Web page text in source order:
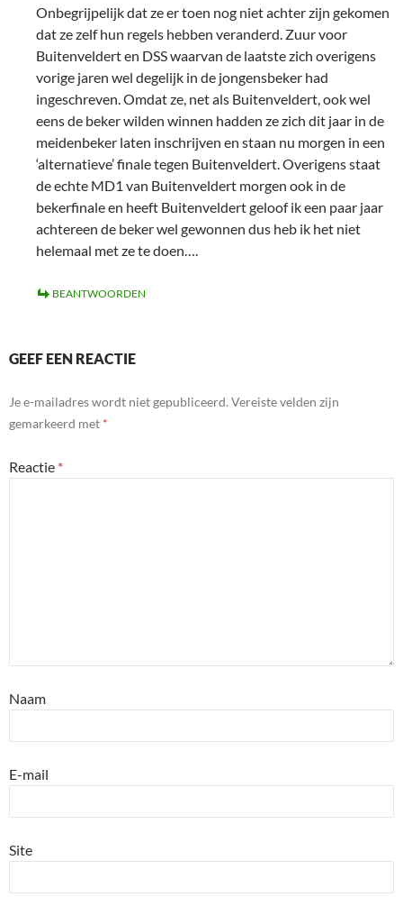
Onbegrijpelijk dat ze er toen nog niet achter zijn gekomen
dat ze zelf hun regels hebben veranderd. Zuur voor
Buitenveldert en DSS waarvan de laatste zich overigens
vorige jaren wel degelijk in de jongensbeker had
ingeschreven. Omdat ze, net als Buitenveldert, ook wel
eens de beker wilden winnen hadden ze zich dit jaar in de
meidenbeker laten inschrijven en staan nu morgen in een
‘alternatieve’ finale tegen Buitenveldert. Overigens staat
de echte MD1 van Buitenveldert morgen ook in de
bekerfinale en heeft Buitenveldert geloof ik een paar jaar
achtereen de beker wel gewonnen dus heb ik het niet
helemaal met ze te doen….
BEANTWOORDEN
GEEF EEN REACTIE
Je e-mailadres wordt niet gepubliceerd. Vereiste velden zijn
gemarkeerd met *
Reactie *
Naam
E-mail
Site